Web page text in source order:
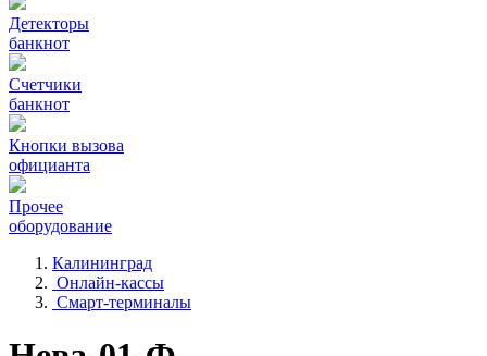
Детекторы
банкнот
Счетчики
банкнот
Кнопки вызова
официанта
Прочее
оборудование
Калининград
Онлайн-кассы
Смарт-терминалы